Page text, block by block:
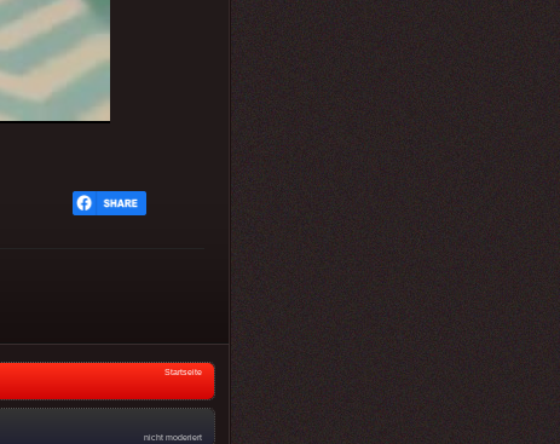
Startseite
nicht moderiert